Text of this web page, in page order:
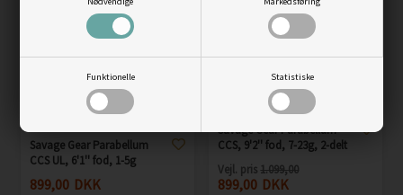
Funktionelle Statistiske
Savage Gear Parabellum
CCS UL, 6'1'' fod, 1-5g
899,00 DKK
Savage Gear Parabellum
CCS, 9'2'' fod, 7-23g, 2-delt
Vejl. pris 1.099,00
899,00 DKK